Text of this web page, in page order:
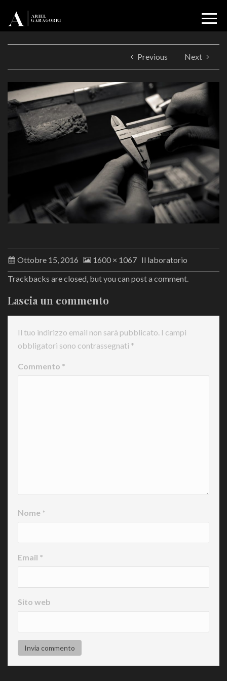
Previous Next
Ottobre 15, 2016 1600 × 1067 Il laboratorio
Trackbacks are closed, but you can post a comment
Lascia un commento
Il tuo indirizzo email non sarà pubblicato. I campi
obbligatori sono contrassegnati *
Commento *
Nome *
Email *
Sito web